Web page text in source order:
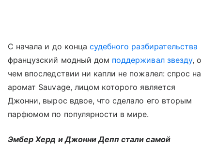
С начала и до конца судебного разбирательства
французский модный дом поддерживал звезду, о
чем впоследствии ни капли не пожалел: спрос на
аромат Sauvage, лицом которого является
Джонни, вырос вдвое, что сделало его вторым
парфюмом по популярности в мире.
Эмбер Херд и Джонни Депп стали самой